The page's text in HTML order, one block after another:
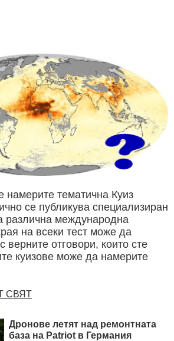
намерите тематична Куиз
се публикува специализиран
различна международна
на всеки тест може да
верните отговори, които сте
куизове може да намерите
СВЯТ
Дронове летят над ремонтната
база на Patriot в Германия